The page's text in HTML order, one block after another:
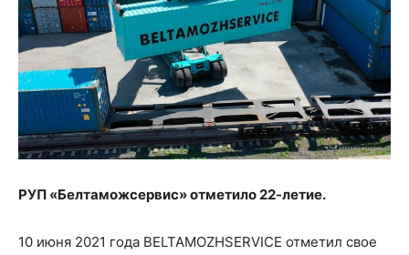
РУП «Белтаможсервис» отметило 22-летие.
10 июня 2021 года BELTAMOZHSERVICE отметил свое